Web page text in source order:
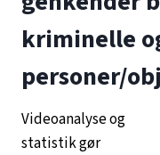
kriminelle
personer/
Videoanalyse og
statistik gør